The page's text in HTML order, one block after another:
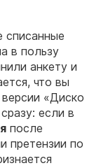
списанные
в пользу
анкету и
что вы
«Диско
если в
после
претензии по